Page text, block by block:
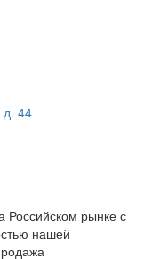
д. 44
рынке с
нашей